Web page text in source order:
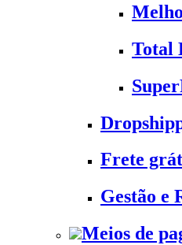
Total
Frete
Gestão e
Meios de